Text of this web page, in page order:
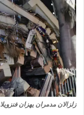
زلزالان مدمران يهزان